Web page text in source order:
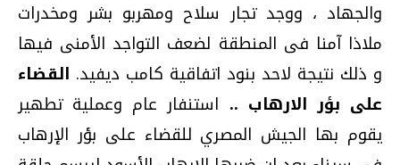
والجهاد ، ووجد تجار سلاح ومهربو بشر ومخدرات
ملاذا آمنا فى المنطقة لضعف التواجد الأمنى فيها
و ذلك نتيجة لاحد بنود اتفاقية كامب ديفيد. القضاء
على بؤر الارهاب .. استنفار عام وعملية تطهير
يقوم بها الجيش المصري للقضاء على بؤر الإرهاب